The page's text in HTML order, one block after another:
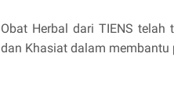
Obat Herbal dari TIENS
dan Khasiat dalam membantu